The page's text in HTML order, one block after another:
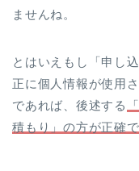
ませんね。
とはいえもし「申し
正に個人情報が使用
であれば、後述する
積もり」の方が正確